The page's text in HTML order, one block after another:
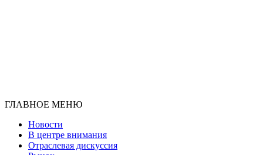
ГЛАВНОЕ МЕНЮ
Новости
В центре внимания
Отраслевая дискуссия